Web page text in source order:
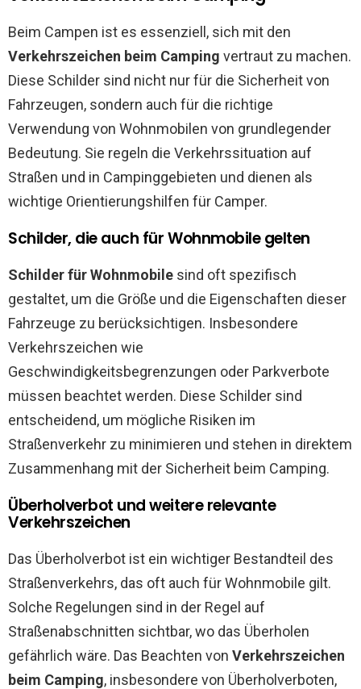
Beim Campen ist es essenziell, sich mit den
Verkehrszeichen beim Camping vertraut zu machen.
Diese Schilder sind nicht nur für die Sicherheit von
Fahrzeugen, sondern auch für die richtige
Verwendung von Wohnmobilen von grundlegender
Bedeutung. Sie regeln die Verkehrssituation auf
Straßen und in Campinggebieten und dienen als
wichtige Orientierungshilfen für Camper.
Schilder, die auch für Wohnmobile gelten
Schilder für Wohnmobile sind oft spezifisch
gestaltet, um die Größe und die Eigenschaften dieser
Fahrzeuge zu berücksichtigen. Insbesondere
Verkehrszeichen wie
Geschwindigkeitsbegrenzungen oder Parkverbote
müssen beachtet werden. Diese Schilder sind
entscheidend, um mögliche Risiken im
Straßenverkehr zu minimieren und stehen in direktem
Zusammenhang mit der Sicherheit beim Camping.
Überholverbot und weitere relevante
Verkehrszeichen
Das Überholverbot ist ein wichtiger Bestandteil des
Straßenverkehrs, das oft auch für Wohnmobile gilt.
Solche Regelungen sind in der Regel auf
Straßenabschnitten sichtbar, wo das Überholen
gefährlich wäre. Das Beachten von Verkehrszeichen
beim Camping, insbesondere von Überholverboten,